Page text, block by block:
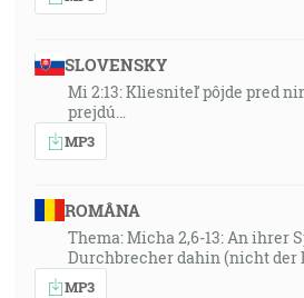
SLOVENSKY
Mi 2:13: Kliesniteľ pôjde pred
prejdú…
MP3
ROMÂNA
Thema: Micha 2,6-13: An ihrer
Durchbrecher dahin (nicht der
MP3